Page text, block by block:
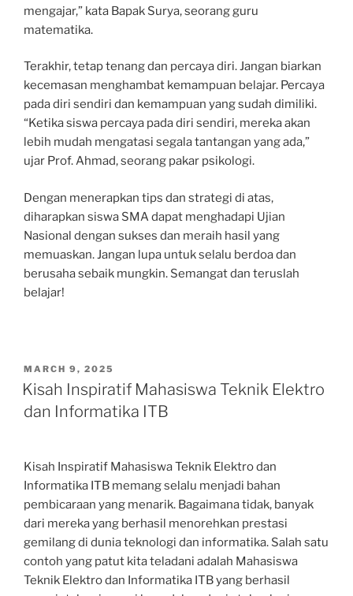
mengajar,” kata Bapak Surya, seorang guru
matematika.
Terakhir, tetap tenang dan percaya diri. Jangan biarkan
kecemasan menghambat kemampuan belajar. Percaya
pada diri sendiri dan kemampuan yang sudah dimiliki.
“Ketika siswa percaya pada diri sendiri, mereka akan
lebih mudah mengatasi segala tantangan yang ada,”
ujar Prof. Ahmad, seorang pakar psikologi.
Dengan menerapkan tips dan strategi di atas,
diharapkan siswa SMA dapat menghadapi Ujian
Nasional dengan sukses dan meraih hasil yang
memuaskan. Jangan lupa untuk selalu berdoa dan
berusaha sebaik mungkin. Semangat dan teruslah
belajar!
POSTED
ON
MARCH 9, 2025
Kisah Inspiratif Mahasiswa Teknik Elektro
dan Informatika ITB
Kisah Inspiratif Mahasiswa Teknik Elektro dan
Informatika ITB memang selalu menjadi bahan
pembicaraan yang menarik. Bagaimana tidak, banyak
dari mereka yang berhasil menorehkan prestasi
gemilang di dunia teknologi dan informatika. Salah satu
contoh yang patut kita teladani adalah Mahasiswa
Teknik Elektro dan Informatika ITB yang berhasil